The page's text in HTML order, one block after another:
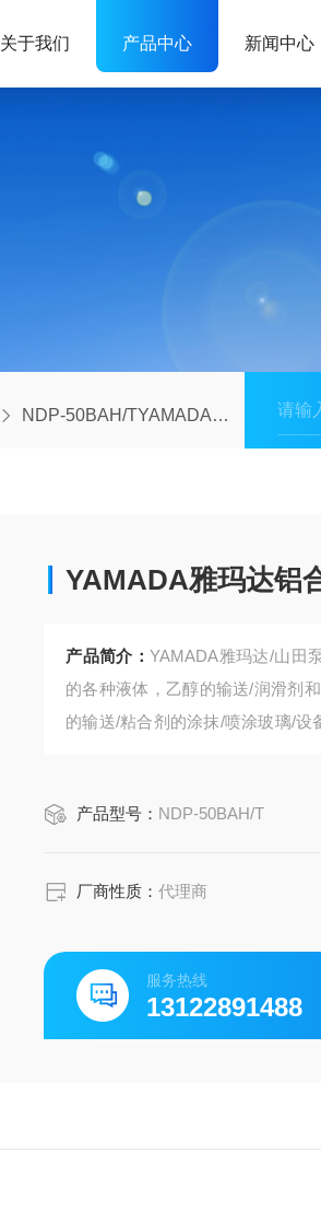
关于我们 产品中心 新闻中心
NDP-50BAH/TYAMADA雅玛达铝合金隔膜泵核心特性：轻量化
YAMADA雅玛达铝
产品简介：YAMADA雅玛达/山田
的各种液体，乙醇的输送/润滑剂
的输送/粘合剂的涂抹/喷涂玻璃/设
产品型号： NDP-50BAH/T
厂商性质：代理商
服务热线
13122891488